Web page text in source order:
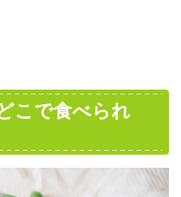
こで食べられ